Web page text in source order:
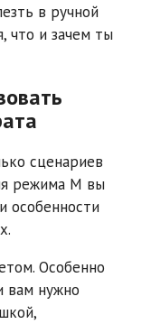
в ручной
что и зачем ты
сценариев
режима М вы
особенности
Особенно
вам нужно